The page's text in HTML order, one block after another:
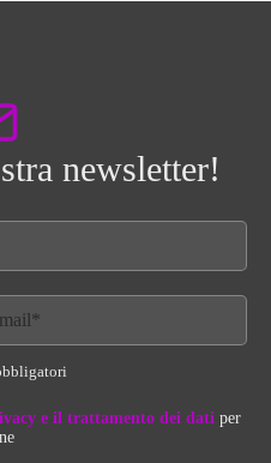
newsletter!
e il trattamento dei dati per